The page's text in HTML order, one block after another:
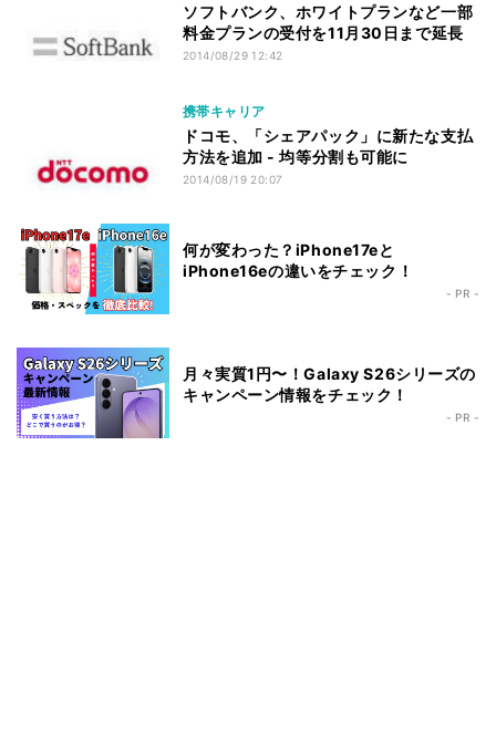
ソフトバンク、ホワイトプランなど一部
料金プランの受付を11月30日まで延長
2014/08/29 12:42
携帯キャリア
ドコモ、「シェアパック」に新たな支払
方法を追加 - 均等分割も可能に
2014/08/19 20:07
何が変わった？iPhone17eと
iPhone16eの違いをチェック！
- PR -
月々実質1円〜！Galaxy S26シリーズの
キャンペーン情報をチェック！
- PR -